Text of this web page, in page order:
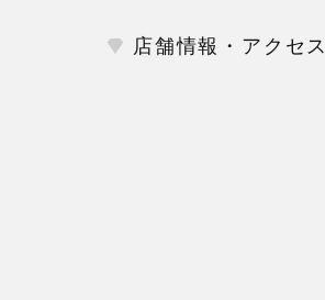
店舗情報・アクセス